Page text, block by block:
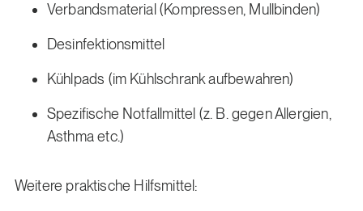
Verbandsmaterial (Kompressen, Mullbinden)
Desinfektionsmittel
Kühlpads (im Kühlschrank aufbewahren)
Spezifische Notfallmittel (z. B. gegen Allergien,
Asthma etc.)
Weitere praktische Hilfsmittel: